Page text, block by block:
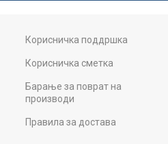
Корисничка поддршка
Корисничка сметка
Барање за поврат на
производи
Правила за достава